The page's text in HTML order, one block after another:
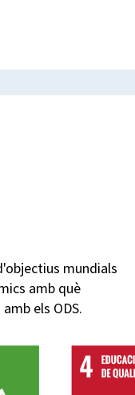
mundials
amb què
els ODS.